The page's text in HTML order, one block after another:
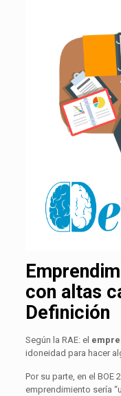
con altas
Definición
Según la RAE: el
idoneidad para hacer
Por su parte, en el BOE
emprendimiento sería